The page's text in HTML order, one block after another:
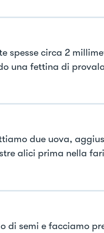
spesse circa 2
una fettina di
due uova,
alici prima nella
di semi e facciamo